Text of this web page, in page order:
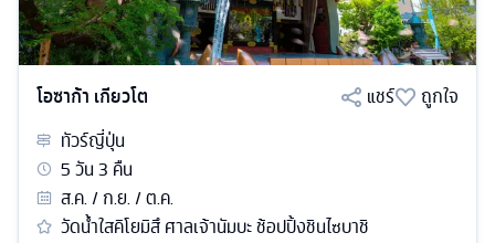
โอซาก้า เกียวโต แชร์
ถูกใจ
ทัวร์ญี่ปุ่น
5วัน3 คืน
ส.ค. / ก.ย. / ต.ค.
วัดน้ำใสคิโยมิสึ ศาลเจ้านัมบะ ช้อปปิ้งชินไซบาชิ